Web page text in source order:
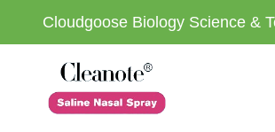
Cloudgoose Biology Science &